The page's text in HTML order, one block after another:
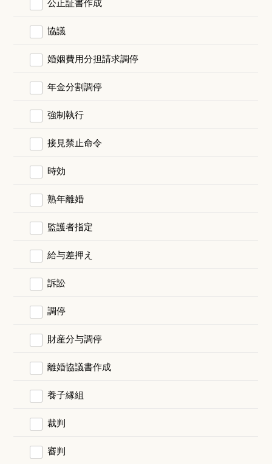
協議
婚姻費用分担請求調停
年金分割調停
強制執行
接見禁止命令
時効
熟年離婚
監護者指定
給与差押え
訴訟
調停
財産分与調停
離婚協議書作成
養子縁組
裁判
審判